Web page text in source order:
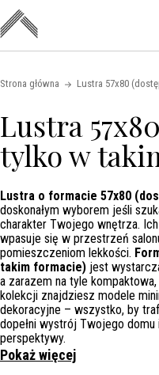
Skip to content
Main mobile navigation
Strona główna Lustra 57x80
Lustra
tylko w
Lustra o formacie 57x80
doskonałym wyborem jeśli
charakter Twojego wnętrza.
wpasuje się w przestrzeń
pomieszczeniom lekkości.
takim formacie) jest
a zarazem na tyle
kolekcji znajdziesz modele
dekoracyjne – wszystko, by
dopełni wystrój Twojego
perspektywy.
Pokaż więcej